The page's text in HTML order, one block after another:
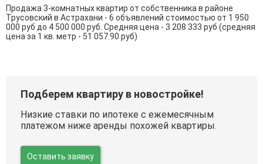
Продажа 3-комнатных квартир от собственника в районе
Трусовский в Астрахани - 6 объявлений стоимостью от 1 950
000 руб до 4 500 000 руб. Средняя цена - 3 208 333 руб (средняя
цена за 1 кв. метр - 51 057.90 руб)
Подберем квартиру в новостройке!
Низкие ставки по ипотеке с ежемесячным
платежом ниже аренды похожей квартиры.
Оставить заявку